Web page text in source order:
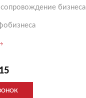
бизнеса